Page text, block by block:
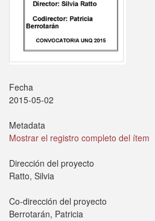
Fecha
2015-05-02
Metadata
Mostrar el registro completo del ítem
Dirección del proyecto
Ratto, Silvia
Co-dirección del proyecto
Berrotarán, Patricia